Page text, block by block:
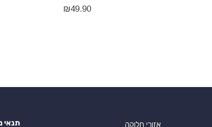
₪49.90
אזורי חלוקה תנאי